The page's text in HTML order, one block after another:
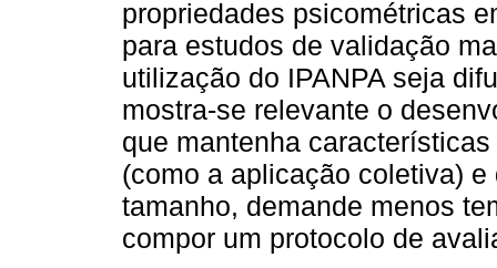
propriedades psicométricas
para estudos de validação
utilização do IPANPA seja
mostra-se relevante o
que mantenha
(como a aplicação coletiva)
tamanho, demande menos
compor um protocolo de